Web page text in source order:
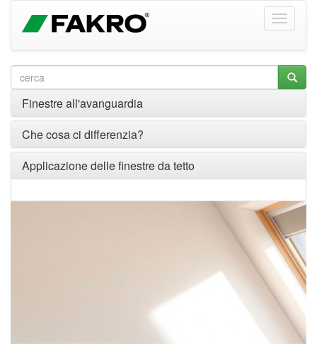
Finestre all'avanguardia
Che cosa ci differenzia?
Applicazione delle finestre da tetto